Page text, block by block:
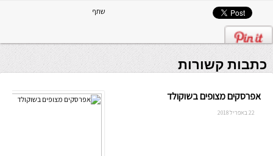
שתף
כתבות קשורות
אפרסקים מצופים בשוקולד
22 באפריל 2018